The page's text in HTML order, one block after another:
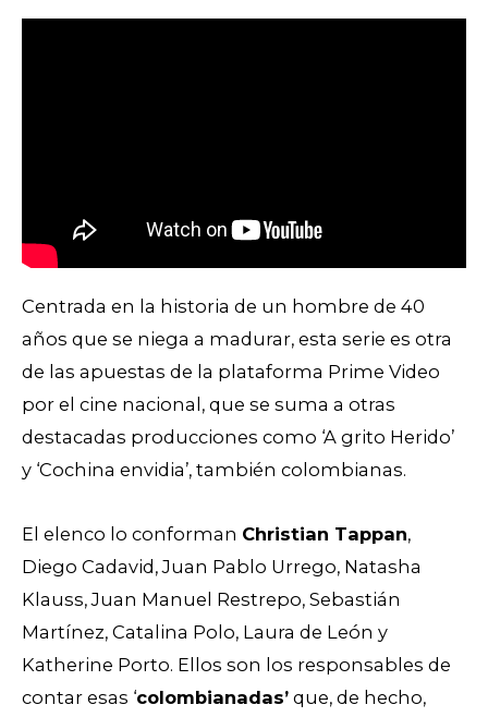
Centrada en la historia de un hombre de 40
años que se niega a madurar, esta serie es otra
de las apuestas de la plataforma Prime Video
por el cine nacional, que se suma a otras
destacadas producciones como ‘A grito Herido’
y ‘Cochina envidia’, también colombianas.
El elenco lo conforman Christian Tappan,
Diego Cadavid, Juan Pablo Urrego, Natasha
Klauss, Juan Manuel Restrepo, Sebastián
Martínez, Catalina Polo, Laura de León y
Katherine Porto. Ellos son los responsables de
contar esas ‘colombianadas’ que, de hecho,